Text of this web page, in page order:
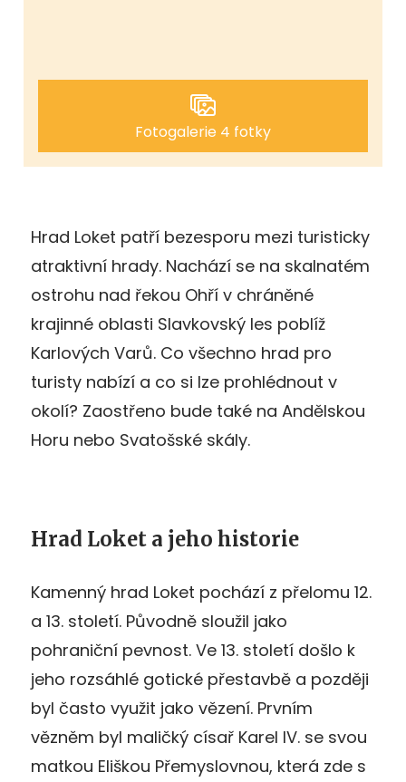
Fotogalerie 4 fotky
Hrad Loket patří bezesporu mezi turisticky
atraktivní hrady. Nachází se na skalnatém
ostrohu nad řekou Ohří v chráněné
krajinné oblasti Slavkovský les poblíž
Karlových Varů. Co všechno hrad pro
turisty nabízí a co si lze prohlédnout v
okolí? Zaostřeno bude také na Andělskou
Horu nebo Svatošské skály.
Hrad Loket a jeho historie
Kamenný hrad Loket pochází z přelomu 12.
a 13. století. Původně sloužil jako
pohraniční pevnost. Ve 13. století došlo k
jeho rozsáhlé gotické přestavbě a později
byl často využit jako vězení. Prvním
vězněm byl maličký císař Karel IV. se svou
matkou Eliškou Přemyslovnou, která zde s